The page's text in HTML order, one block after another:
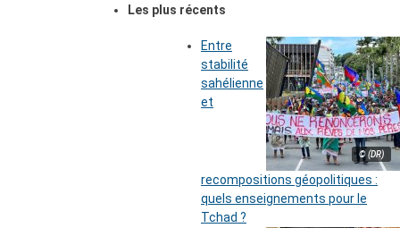
Les plus récents
© (DR)
Entre
stabilité
sahélienne
et
recompositions géopolitiques :
quels enseignements pour le
Tchad ?